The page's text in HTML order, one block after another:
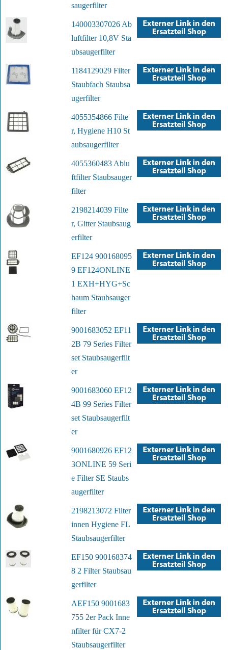
saugerfilter
140003307026 Ab
luftfilter 10,8V Sta
ubsaugerfilter
1184129029 Filter
Staubfach Staubsa
ugerfilter
4055354866 Filte
r, Hygiene H10 St
aubsaugerfilter
4055360483 Ablu
ftfilter Staubsauger
filter
2198214039 Filte
r, Gitter Staubsaug
erfilter
EF124 900168095
9 EF124ONLINE
1 EXH+HYG+Sc
haum Staubsauger
filter
9001683052 EF11
2B 79 Series Filter
set Staubsaugerfilt
er
9001683060 EF12
4B 99 Series Filter
set Staubsaugerfilt
er
9001680926 EF12
3ONLINE 59 Seri
e Filter SE Staubs
augerfilter
2198213072 Filter
innen Hygiene FL
Staubsaugerfilter
EF150 900168374
8 2 Filter Staubsau
gerfilter
AEF150 9001683
755 2er Pack Inne
nfilter für CX7-2
Staubsaugerfilter